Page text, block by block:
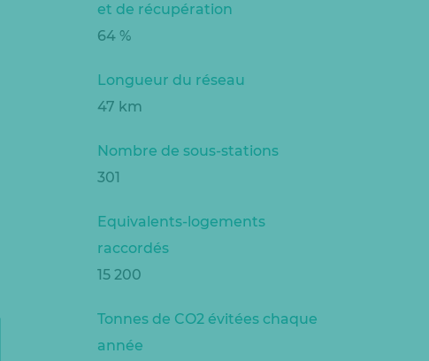
et de récupération
64 %
Longueur du réseau
47 km
Nombre de sous-stations
301
Equivalents-logements
raccordés
15 200
Tonnes de CO2 évitées chaque
année